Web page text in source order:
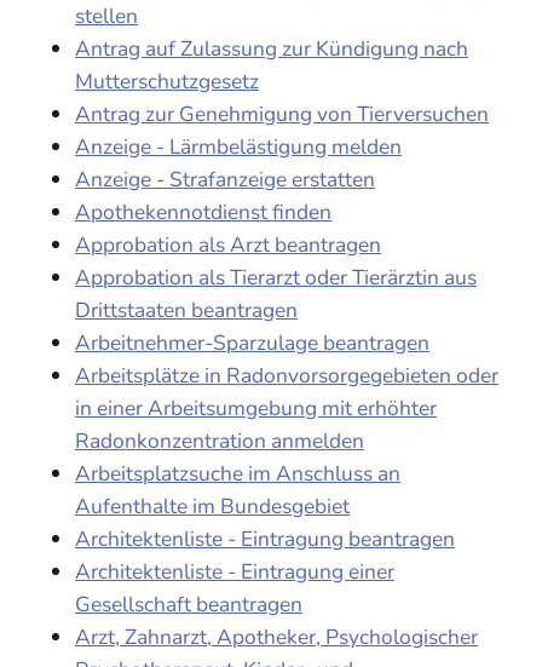
stellen
Antrag auf Zulassung zur Kündigung nach
Mutterschutzgesetz
Antrag zur Genehmigung von Tierversuchen
Anzeige - Lärmbelästigung melden
Anzeige - Strafanzeige erstatten
Apothekennotdienst finden
Approbation als Arzt beantragen
Approbation als Tierarzt oder Tierärztin aus
Drittstaaten beantragen
Arbeitnehmer-Sparzulage beantragen
Arbeitsplätze in Radonvorsorgegebieten oder
in einer Arbeitsumgebung mit erhöhter
Radonkonzentration anmelden
Arbeitsplatzsuche im Anschluss an
Aufenthalte im Bundesgebiet
Architektenliste - Eintragung beantragen
Architektenliste - Eintragung einer
Gesellschaft beantragen
Arzt, Zahnarzt, Apotheker, Psychologischer